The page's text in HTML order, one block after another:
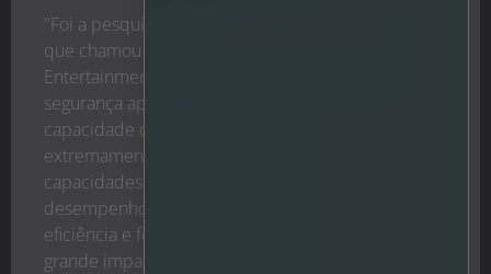
"Foi a pesquisa de vídeo rápida e eficaz do savVi
que chamou a atenção da Cherokee Nation
Entertainment ao procurar uma solução de
segurança aprimorada, em particular devido à
capacidade de consulta automatizada. Ficámos
extremamente impressionados com as
capacidades da savVi e a qualidade do seu
desempenho, e esperamos que a savVi aumente a
eficiência e forneça um verdadeiro ROI que terá um
grande impacto no resultado final."